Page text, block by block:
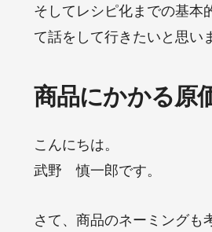
そしてレシピ化までの基本
て話をして行きたいと思い
商品にかかる原
こんにちは。
武野 慎一郎です。
さて、商品のネーミングも